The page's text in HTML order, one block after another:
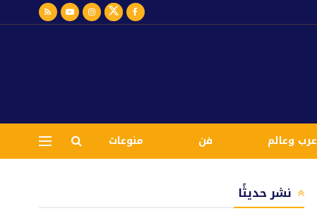
عرب وعالم فن منوعات
نشر حديثًا